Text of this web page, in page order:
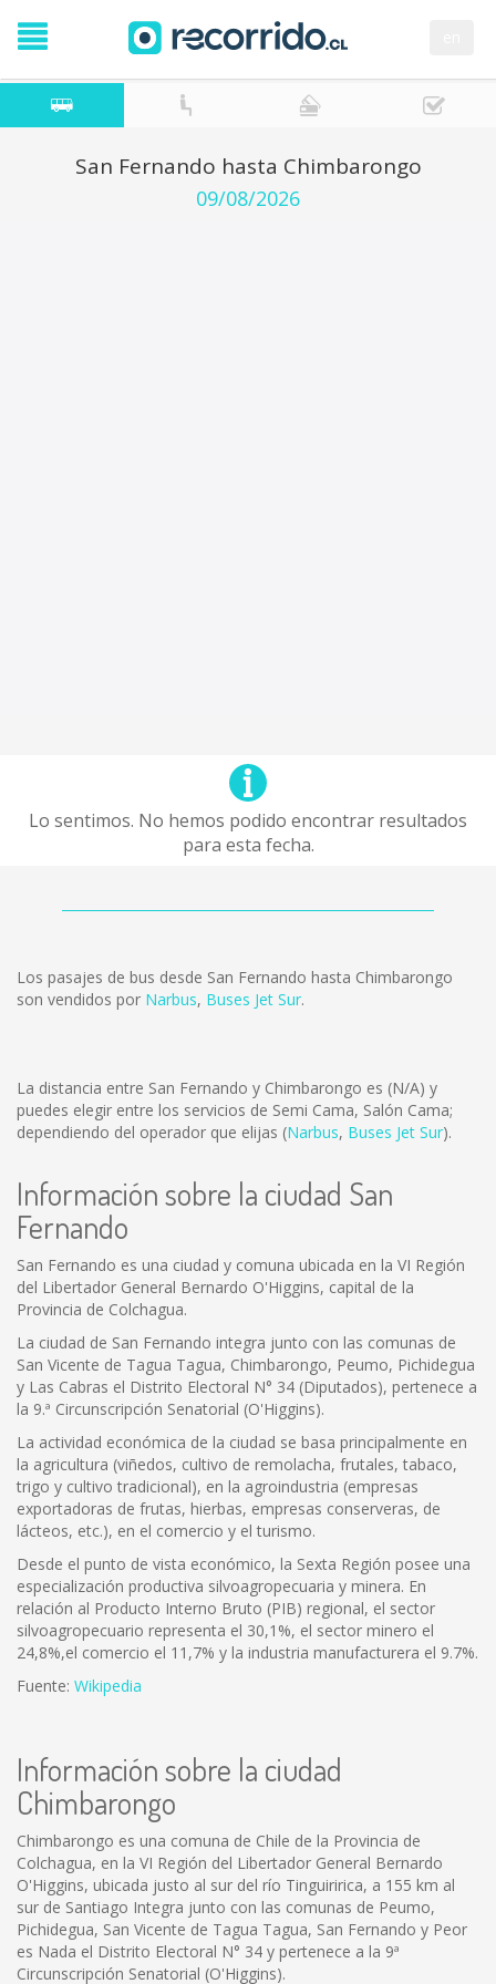
San Fernando hasta Chimbarongo
09/08/2026
Lo sentimos. No hemos podido encontrar resultados
para esta fecha.
Los pasajes de bus desde San Fernando hasta Chimbarongo
son vendidos por Narbus, Buses Jet Sur.
La distancia entre San Fernando y Chimbarongo es (N/A) y
puedes elegir entre los servicios de Semi Cama, Salón Cama;
dependiendo del operador que elijas (Narbus, Buses Jet Sur).
Información sobre la ciudad San
Fernando
San Fernando es una ciudad y comuna ubicada en la VI Región
del Libertador General Bernardo O'Higgins, capital de la
Provincia de Colchagua.
La ciudad de San Fernando integra junto con las comunas de
San Vicente de Tagua Tagua, Chimbarongo, Peumo, Pichidegua
y Las Cabras el Distrito Electoral N° 34 (Diputados), pertenece a
la 9.ª Circunscripción Senatorial (O'Higgins).
La actividad económica de la ciudad se basa principalmente en
la agricultura (viñedos, cultivo de remolacha, frutales, tabaco,
trigo y cultivo tradicional), en la agroindustria (empresas
exportadoras de frutas, hierbas, empresas conserveras, de
lácteos, etc.), en el comercio y el turismo.
Desde el punto de vista económico, la Sexta Región posee una
especialización productiva silvoagropecuaria y minera. En
relación al Producto Interno Bruto (PIB) regional, el sector
silvoagropecuario representa el 30,1%, el sector minero el
24,8%,el comercio el 11,7% y la industria manufacturera el 9.7%.
Fuente: Wikipedia
Información sobre la ciudad
Chimbarongo
Chimbarongo es una comuna de Chile de la Provincia de
Colchagua, en la VI Región del Libertador General Bernardo
O'Higgins, ubicada justo al sur del río Tinguiririca, a 155 km al
sur de Santiago Integra junto con las comunas de Peumo,
Pichidegua, San Vicente de Tagua Tagua, San Fernando y Peor
es Nada el Distrito Electoral N° 34 y pertenece a la 9ª
Circunscripción Senatorial (O'Higgins).